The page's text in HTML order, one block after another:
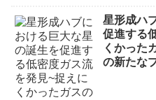
星形成ハ
促進する
くかった
の新たな